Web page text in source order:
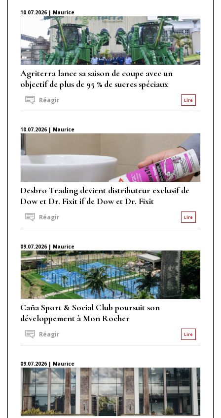
10.07.2026 | Maurice
Agriterra lance sa saison de coupe avec un
objectif de plus de 95 % de sucres spéciaux
Lire
Réagir
10.07.2026 | Maurice
Desbro Trading devient distributeur exclusif de
Dow et Dr. Fixit if de Dow et Dr. Fixit
Lire
Réagir
09.07.2026 | Maurice
Caña Sport & Social Club poursuit son
développement à Mon Rocher
Lire
Réagir
09.07.2026 | Maurice